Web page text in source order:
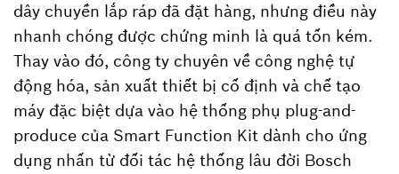
dây chuyền lắp ráp đã đặt hàng, nhưng điều này
nhanh chóng được chứng minh là quá tốn kém.
Thay vào đó, công ty chuyên về công nghệ tự
động hóa, sản xuất thiết bị cố định và chế tạo
máy đặc biệt dựa vào hệ thống phụ plug-and-
produce của Smart Function Kit dành cho ứng
dụng nhấn từ đối tác hệ thống lâu đời Bosch